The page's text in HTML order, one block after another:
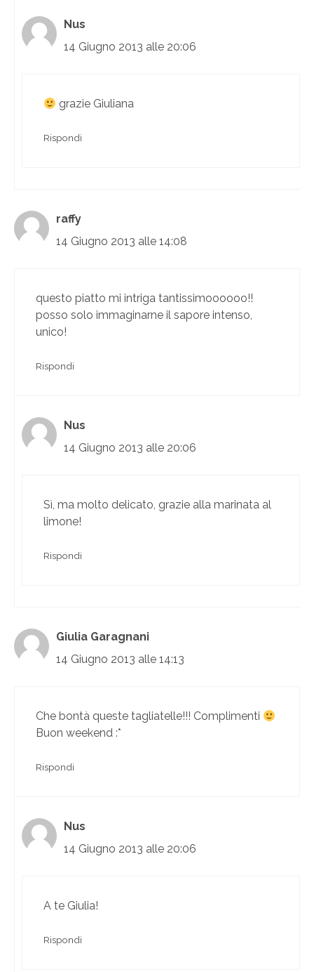
Nus
14 Giugno 2013 alle 20:06
grazie Giuliana
Rispondi
raffy
14 Giugno 2013 alle 14:08
questo piatto mi intriga tantissimoooooo!!
posso solo immaginarne il sapore intenso,
unico!
Rispondi
Nus
14 Giugno 2013 alle 20:06
Sì, ma molto delicato, grazie alla marinata al
limone!
Rispondi
Giulia Garagnani
14 Giugno 2013 alle 14:13
Che bontà queste tagliatelle!!! Complimenti
Buon weekend :*
Rispondi
Nus
14 Giugno 2013 alle 20:06
A te Giulia!
Rispondi